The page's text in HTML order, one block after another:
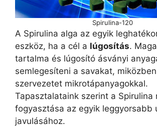
Spirulina-120
A Spirulina alga az egyik
eszköz, ha a cél a lúgosítás.
tartalma és lúgosító ásványi
semlegesíteni a savakat,
szervezetet mikrotápanyagokkal.
Tapasztalataink szerint a Spirulina
fogyasztása az egyik leggyorsabb
javulásához.